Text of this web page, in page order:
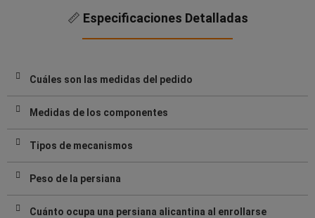
📏 Especificaciones Detalladas
Cuáles son las medidas del pedido
Medidas de los componentes
Tipos de mecanismos
Peso de la persiana
Cuánto ocupa una persiana alicantina al enrollarse